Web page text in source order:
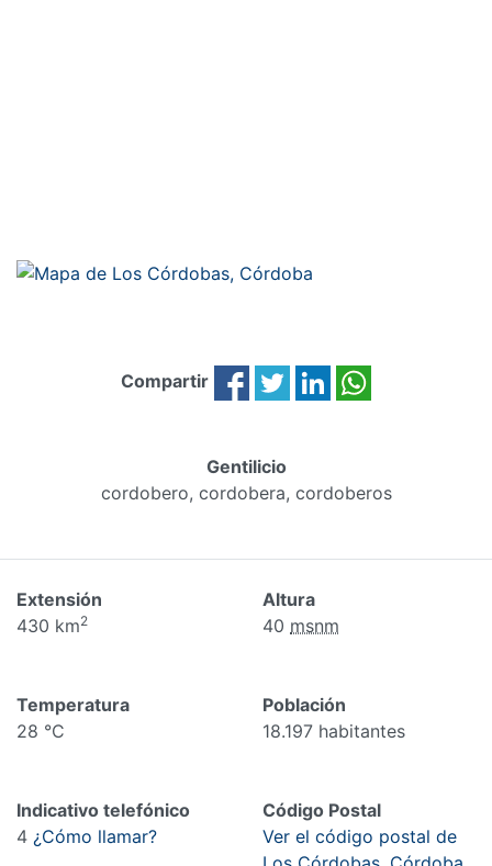
Compartir
Gentilicio
cordobero, cordobera, cordoberos
Extensión
430 km2
Altura
40 msnm
Temperatura
28 °C
Población
18.197 habitantes
Indicativo telefónico
4 ¿Cómo llamar?
Código Postal
Ver el código postal de